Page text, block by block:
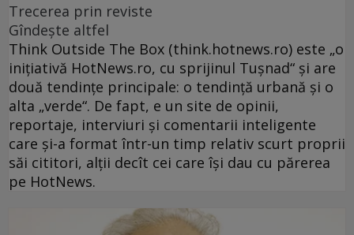
Trecerea prin reviste
Gîndeşte altfel
Think Outside The Box (think.hotnews.ro) este „o
iniţiativă HotNews.ro, cu sprijinul Tuşnad“ şi are
două tendinţe principale: o tendinţă urbană şi o
alta „verde“. De fapt, e un site de opinii,
reportaje, interviuri şi comentarii inteligente
care şi-a format într-un timp relativ scurt proprii
săi cititori, alţii decît cei care îşi dau cu părerea
pe HotNews.